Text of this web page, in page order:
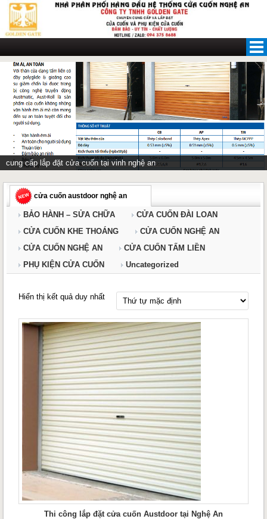
Skip
content
cung cấp lắp đặt cửa cuốn tại vinh nghệ an
cửa cuốn austdoor nghệ an
BẢO HÀNH – SỬA CHỮA
CỬA CUỐN ĐÀI LOAN
CỬA CUỐN KHE THOÁNG
CỬA CUỐN NGHỆ AN
CỬA CUỐN NGHỆ AN
CỬA CUỐN TẤM LIỀN
PHỤ KIỆN CỬA CUỐN
Uncategorized
Hiển thị kết quả duy nhất
Thi công lắp đặt cửa cuốn Austdoor tại Nghệ An